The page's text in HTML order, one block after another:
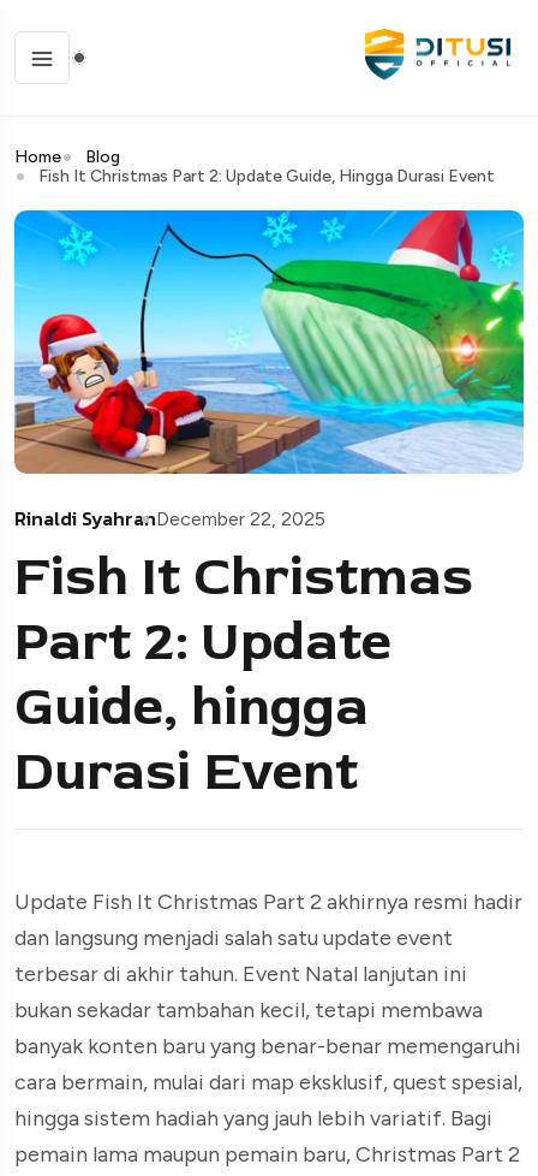
Home
Blog
Fish It Christmas Part 2: Update Guide, Hingga Durasi Event
Rinaldi SyahranDecember 22, 2025
Fish It Christmas
Part 2: Update
Guide, hingga
Durasi Event
Update Fish It Christmas Part 2 akhirnya resmi hadir
dan langsung menjadi salah satu update event
terbesar di akhir tahun. Event Natal lanjutan ini
bukan sekadar tambahan kecil, tetapi membawa
banyak konten baru yang benar-benar memengaruhi
cara bermain, mulai dari map eksklusif, quest spesial,
hingga sistem hadiah yang jauh lebih variatif. Bagi
pemain lama maupun pemain baru, Christmas Part 2